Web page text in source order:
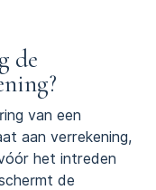
de
van een
aan verrekening,
het intreden
de